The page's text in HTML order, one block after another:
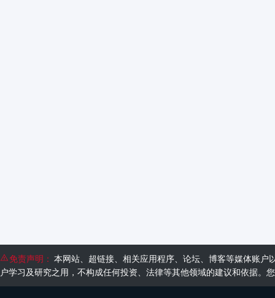
免责声明： 本网站、超链接、相关应用程序、论坛、博客等媒体账
户学习及研究之用，不构成任何投资、法律等其他领域的建议和依据